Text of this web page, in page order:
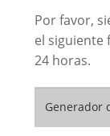
Por favor,
el siguiente
24 horas.